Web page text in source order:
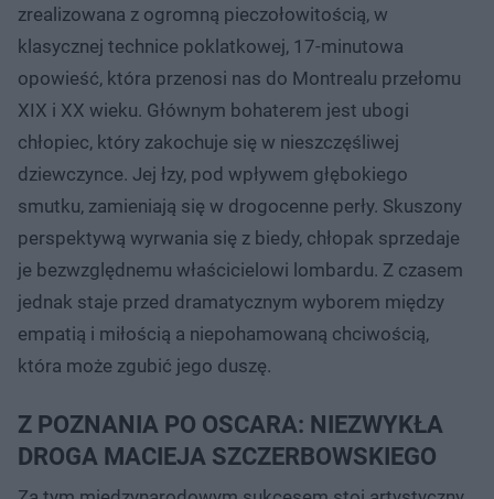
zrealizowana z ogromną pieczołowitością, w
klasycznej technice poklatkowej, 17-minutowa
opowieść, która przenosi nas do Montrealu przełomu
XIX i XX wieku. Głównym bohaterem jest ubogi
chłopiec, który zakochuje się w nieszczęśliwej
dziewczynce. Jej łzy, pod wpływem głębokiego
smutku, zamieniają się w drogocenne perły. Skuszony
perspektywą wyrwania się z biedy, chłopak sprzedaje
je bezwzględnemu właścicielowi lombardu. Z czasem
jednak staje przed dramatycznym wyborem między
empatią i miłością a niepohamowaną chciwością,
która może zgubić jego duszę.
Z POZNANIA PO OSCARA: NIEZWYKŁA
DROGA MACIEJA SZCZERBOWSKIEGO